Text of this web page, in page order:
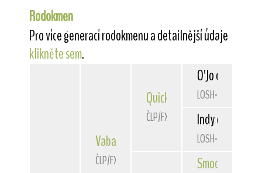
Rodokmen
Pro více generací rodokmenu a detailnější údaje
klikněte sem.
Vabang od Rytíře Malovce
ČLP/FXH/29725
Quick Belfox
ČLP/FXH/29303
O'Jo du Bois
LOSH-0642457
Indy des
LOSH-0518115
Smooth